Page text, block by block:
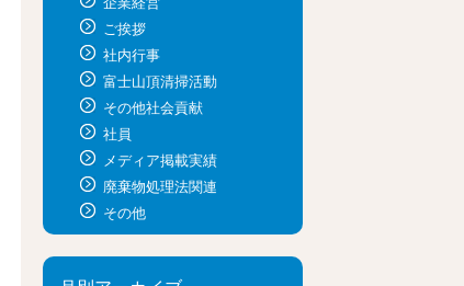
ご挨拶
社内行事
富士山頂清掃活動
その他社会貢献
社員
メディア掲載実績
廃棄物処理法関連
その他